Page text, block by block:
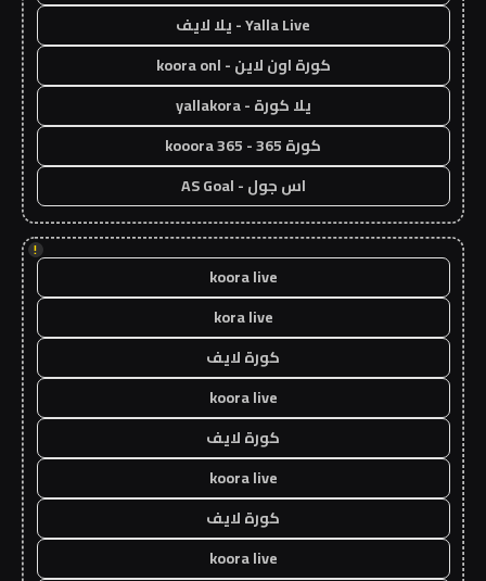
Yalla Live - يلا لايف
كورة اون لاين - koora onl
يلا كورة - yallakora
كورة 365 - kooora 365
اس جول - AS Goal
!
koora live
kora live
كورة لايف
koora live
كورة لايف
koora live
كورة لايف
koora live